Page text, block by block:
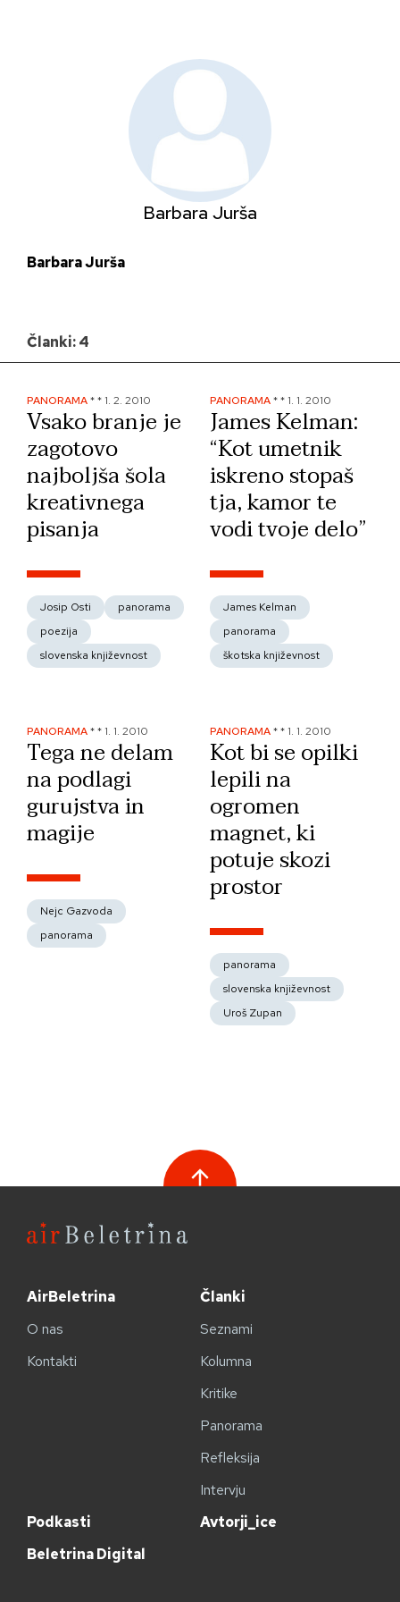
Barbara Jurša
Barbara Jurša
Članki: 4
PANORAMA** 1. 2. 2010
Vsako branje je
zagotovo
najboljša šola
kreativnega
pisanja
Josip Osti
panorama
poezija
slovenska književnost
PANORAMA** 1. 1. 2010
James Kelman:
“Kot umetnik
iskreno stopaš
tja, kamor te
vodi tvoje delo”
James Kelman
panorama
škotska književnost
PANORAMA** 1. 1. 2010
Tega ne delam
na podlagi
gurujstva in
magije
Nejc Gazvoda
panorama
PANORAMA** 1. 1. 2010
Kot bi se opilki
lepili na
ogromen
magnet, ki
potuje skozi
prostor
panorama
slovenska književnost
Uroš Zupan
AirBeletrina
O nas
Kontakti
Članki
Seznami
Kolumna
Kritike
Panorama
Refleksija
Intervju
Podkasti
Avtorji_ice
Beletrina Digital